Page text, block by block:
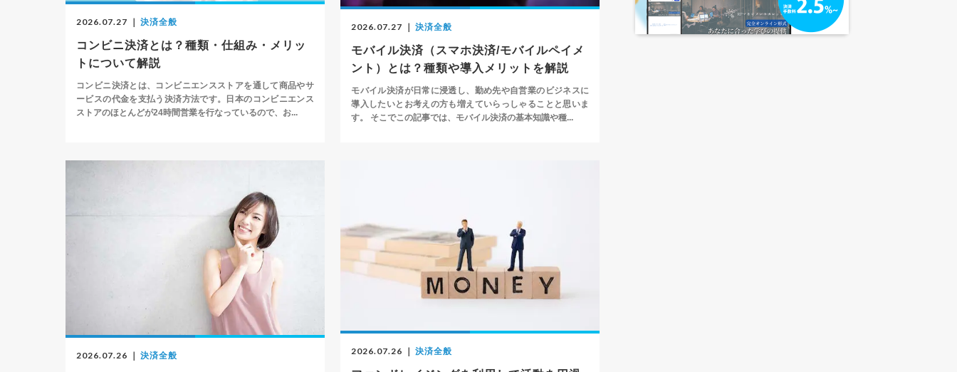
2026.07.27 決済全般
コンビニ決済とは？種類・仕組み・メリッ
トについて解説
コンビニ決済とは、コンビニエンスストアを通して商品やサ
ービスの代金を支払う決済方法です。日本のコンビニエンス
ストアのほとんどが24時間営業を行なっているので、お...
2026.07.27 ｜決済全般
モバイル決済（スマホ決済/モバイルペイメ
ント）とは？種類や導入メリットを解説
モバイル決済が日常に浸透し、勤め先や自営業のビジネスに
導入したいとお考えの方も増えていらっしゃることと思いま
す。 そこでこの記事では、モバイル決済の基本知識や種...
2026.07.26 ｜ 決済全般 2026.07.26 ｜決済全般